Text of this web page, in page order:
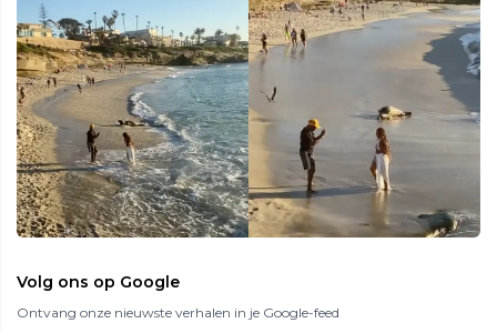
Volg ons op Google
Ontvang onze nieuwste verhalen in je Google-feed